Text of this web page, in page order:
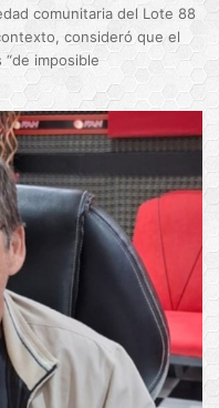
comunitaria del Lote 88
consideró que el
imposible